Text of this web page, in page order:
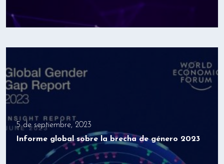
5 de septiembre, 2023
Informe global sobre la brecha de género 2023